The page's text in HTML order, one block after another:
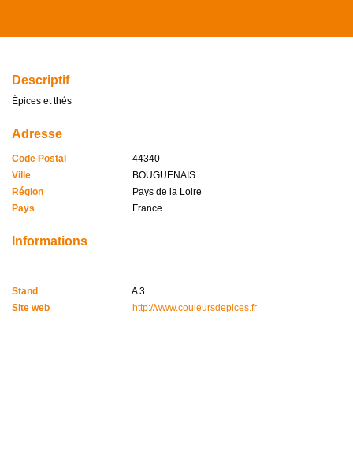
Descriptif
Épices et thés
Adresse
Code Postal
44340
Ville
BOUGUENAIS
Région
Pays de la Loire
Pays
France
Informations
Stand
A 3
Site web
http://www.couleursdepices.fr